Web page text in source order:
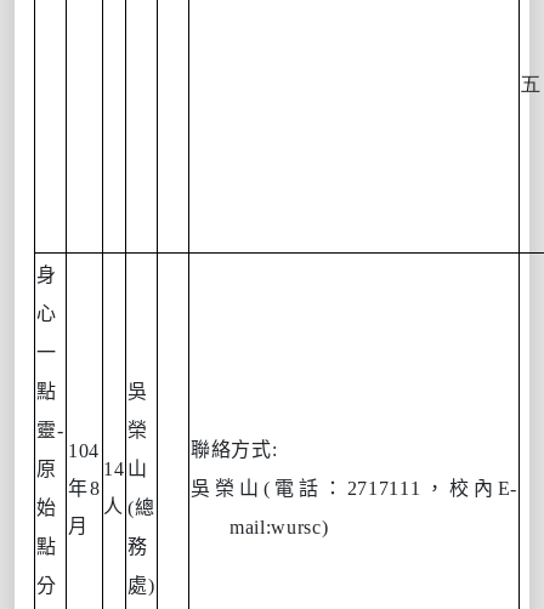
身
心
一
點
靈-
原
始
點
分
104
年8
月
14
人
吳
榮
山
(總
務
處)
聯絡方式:
吳榮山 ( 電話： 2717111 ，校內 E-
mail:wursc)